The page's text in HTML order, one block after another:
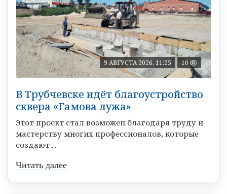
9 АВГУСТА 2026, 11:25 10
В Трубчевске идёт благоустройство
сквера «Гамова лужа»
Этот проект стал возможен благодаря труду и
мастерству многих профессионалов, которые
создают ...
Читать далее